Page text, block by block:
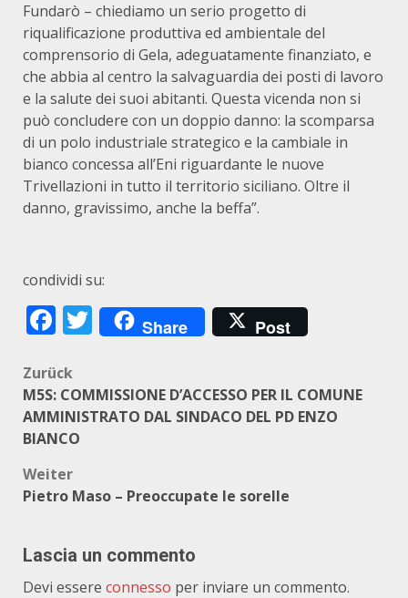
Fundarò – chiediamo un serio progetto di
riqualificazione produttiva ed ambientale del
comprensorio di Gela, adeguatamente finanziato, e
che abbia al centro la salvaguardia dei posti di lavoro
e la salute dei suoi abitanti. Questa vicenda non si
può concludere con un doppio danno: la scomparsa
di un polo industriale strategico e la cambiale in
bianco concessa all’Eni riguardante le nuove
Trivellazioni in tutto il territorio siciliano. Oltre il
danno, gravissimo, anche la beffa”.
condividi su:
Facebook
Twitter
Share Post
Beitragsnavigation
Zurück
M5S: COMMISSIONE D’ACCESSO PER IL COMUNE
AMMINISTRATO DAL SINDACO DEL PD ENZO
BIANCO
Weiter
Pietro Maso – Preoccupate le sorelle
Lascia un commento
Devi essere connesso per inviare un commento.